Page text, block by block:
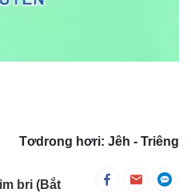
Tơdrong hơri: Jêh - Triêng
bri (Bắt